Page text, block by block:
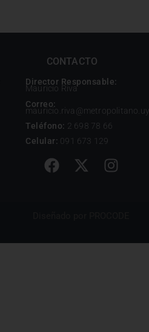
CONTACTO
Director Responsable:
Mauricio Riva
Correo:
mauricio.riva@metropolitano.uy
Teléfono: 2 698 78 66
Celular: 091 673 129